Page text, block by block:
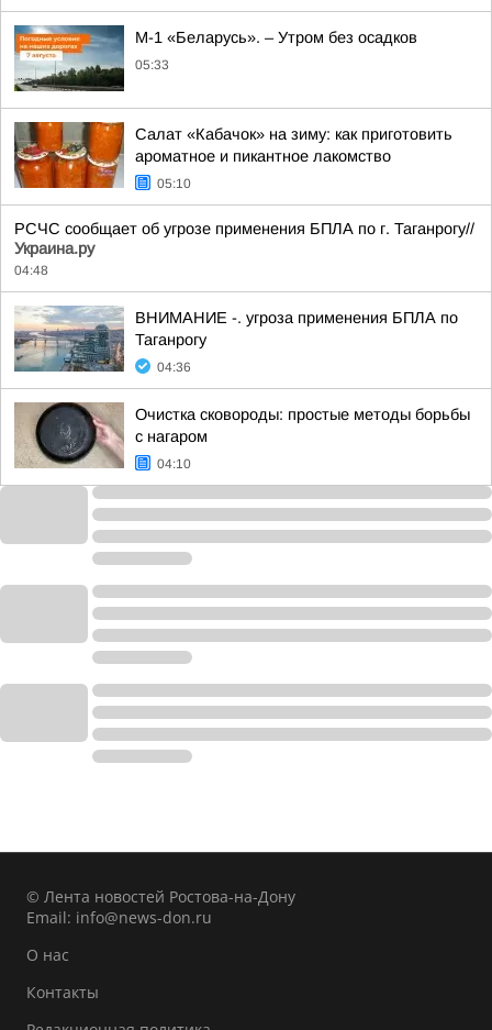
М-1 «Беларусь». – Утром без осадков
05:33
Салат «Кабачок» на зиму: как приготовить
ароматное и пикантное лакомство
05:10
РСЧС сообщает об угрозе применения БПЛА по г. Таганрогу//
Украина.ру
04:48
ВНИМАНИЕ -. угроза применения БПЛА по
Таганрогу
04:36
Очистка сковороды: простые методы борьбы
с нагаром
04:10
© Лента новостей Ростова-на-Дону
Email: info@news-don.ru
О нас
Контакты